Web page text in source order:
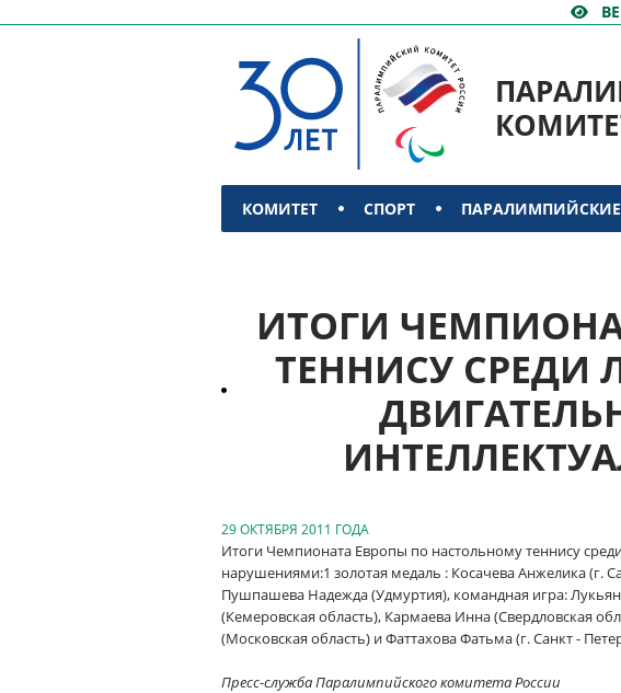
КОМИТЕТ СПОРТ
ИТОГИ
ТЕННИСУ СРЕДИ
29 ОКТЯБРЯ 2011 ГОДА
Итоги Чемпионата Европы по настольному теннису
нарушениями:1 золотая медаль : Косачева Анжелика (г.
Пушпашева Надежда (Удмуртия), командная игра:
(Кемеровская область), Кармаева Инна (Свердловская
(Московская область) и Фаттахова Фатьма (г. Санкт -
Пресс-служба Паралимпийского комитета России